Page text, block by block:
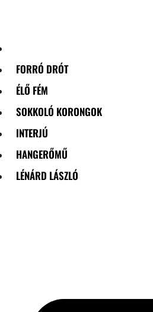
FORRÓ DRÓT
ÉLŐ FÉM
SOKKOLÓ KORONGOK
INTERJÚ
HANGERŐMŰ
LÉNÁRD LÁSZLÓ